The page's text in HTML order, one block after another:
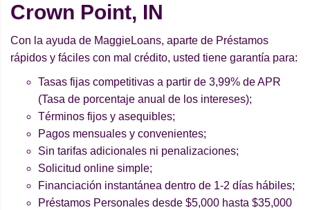
Crown Point, IN
Con la ayuda de MaggieLoans, aparte de Préstamos
rápidos y fáciles con mal crédito, usted tiene garantía para:
Tasas fijas competitivas a partir de 3,99% de APR
(Tasa de porcentaje anual de los intereses);
Términos fijos y asequibles;
Pagos mensuales y convenientes;
Sin tarifas adicionales ni penalizaciones;
Solicitud online simple;
Financiación instantánea dentro de 1-2 días hábiles;
Préstamos Personales desde $5,000 hasta $35,000